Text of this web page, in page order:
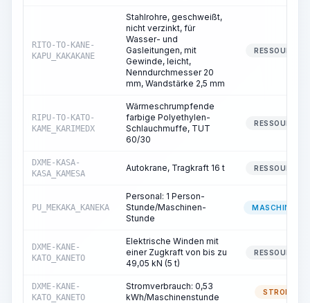
RITO-TO-KANE-
KAPU_KAKAKANE
Stahlrohre, geschweißt,
nicht verzinkt, für
Wasser- und
Gasleitungen, mit
Gewinde, leicht,
Nenndurchmesser 20
mm, Wandstärke 2,5 mm
RESSOURCE
RIPU-TO-KATO-
KAME_KARIMEDX
Wärmeschrumpfende
farbige Polyethylen-
Schlauchmuffe, TUT
60/30
RESSOURCE
DXME-KASA-
KASA_KAMESA
Autokrane, Tragkraft 16 t RESSOURCE
PU_MEKAKA_KANEKA
Personal: 1 Person-
Stunde/Maschinen-
Stunde
MASCHINIST
DXME-KANE-
KATO_KANETO
Elektrische Winden mit
einer Zugkraft von bis zu
49,05 kN (5 t)
RESSOURCE
DXME-KANE-
KATO_KANETO
Stromverbrauch: 0,53
kWh/Maschinenstunde
STROM